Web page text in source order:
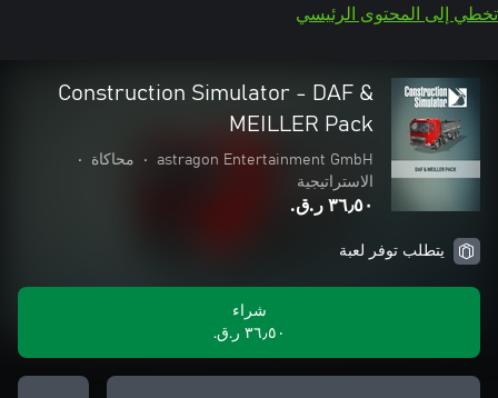
تخطي إلى المحتوى الرئيسي
Construction Simulator - DAF &
MEILLER Pack
astragon Entertainment GmbH
• محاكاة
•
الاستراتيجية
٣٦٫٥٠ ر.ق.‏
يتطلب توفر لعبة
شراء
٣٦٫٥٠ ر.ق.‏